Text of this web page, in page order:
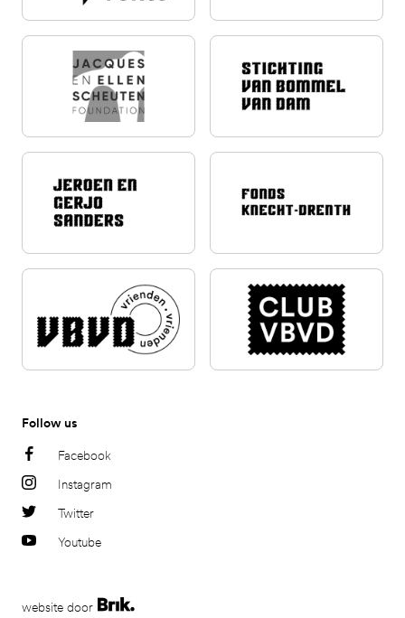
Follow us
Facebook
Instagram
Twitter
Youtube
website door